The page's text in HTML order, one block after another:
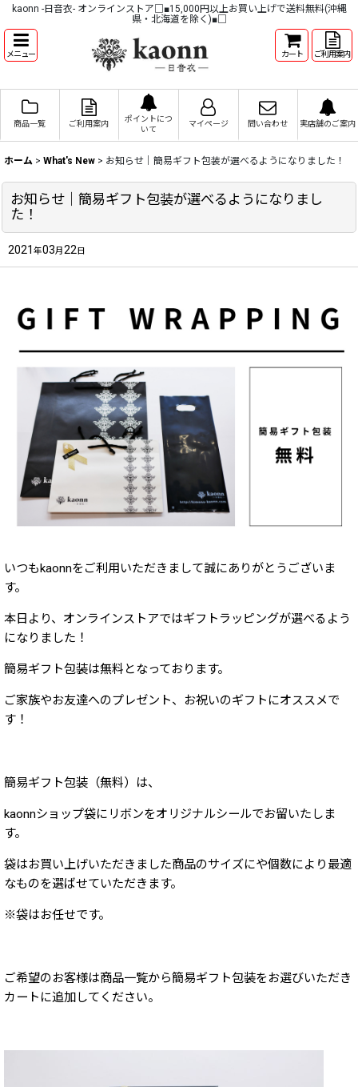
kaonn -日音衣- オンラインストア□■15,000円以上お買い上げで送料無料(沖縄
県・北海道を除く)■□
メニュー カート ご利用案内
商品一覧 ご利用案内
ポイントにつ
いて
マイページ 問い合わせ 実店舗のご案内
ホーム > What's New > お知らせ｜簡易ギフト包装が選べるようになりました！
お知らせ｜簡易ギフト包装が選べるようになりまし
た！
2021 年03月22日
いつもkaonnをご利用いただきまして誠にありがとうございま
す。
本日より、オンラインストアではギフトラッピングが選べるよう
になりました！
簡易ギフト包装は無料となっております。
ご家族やお友達へのプレゼント、お祝いのギフトにオススメで
す！
簡易ギフト包装（無料）は、
kaonnショップ袋にリボンをオリジナルシールでお留いたしま
す。
袋はお買い上げいただきました商品のサイズにや個数により 最適
なものを選ばせていただきます。
※袋はお任せです。
ご希望のお客様は商品一覧から簡易ギフト包装をお選びいただき
カートに追加してください。